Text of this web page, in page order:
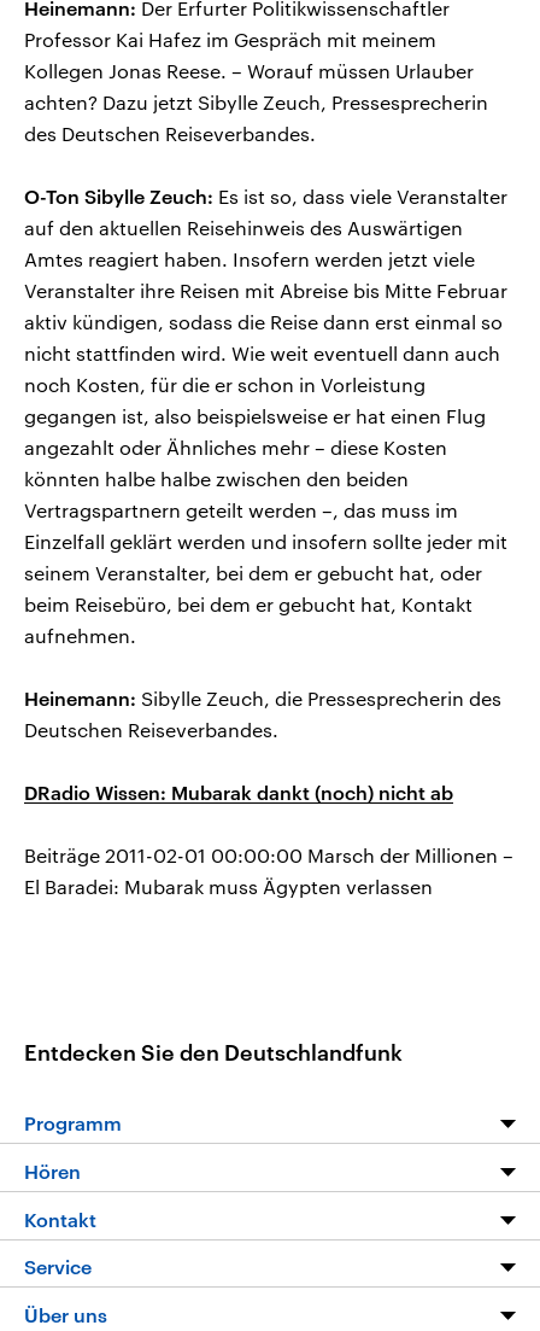
Heinemann: Der Erfurter Politikwissenschaftler
Professor Kai Hafez im Gespräch mit meinem
Kollegen Jonas Reese. – Worauf müssen Urlauber
achten? Dazu jetzt Sibylle Zeuch, Pressesprecherin
des Deutschen Reiseverbandes.
O-Ton Sibylle Zeuch: Es ist so, dass viele Veranstalter
auf den aktuellen Reisehinweis des Auswärtigen
Amtes reagiert haben. Insofern werden jetzt viele
Veranstalter ihre Reisen mit Abreise bis Mitte Februar
aktiv kündigen, sodass die Reise dann erst einmal so
nicht stattfinden wird. Wie weit eventuell dann auch
noch Kosten, für die er schon in Vorleistung
gegangen ist, also beispielsweise er hat einen Flug
angezahlt oder Ähnliches mehr – diese Kosten
könnten halbe halbe zwischen den beiden
Vertragspartnern geteilt werden –, das muss im
Einzelfall geklärt werden und insofern sollte jeder mit
seinem Veranstalter, bei dem er gebucht hat, oder
beim Reisebüro, bei dem er gebucht hat, Kontakt
aufnehmen.
Heinemann: Sibylle Zeuch, die Pressesprecherin des
Deutschen Reiseverbandes.
DRadio Wissen: Mubarak dankt (noch) nicht ab
Beiträge 2011-02-01 00:00:00 Marsch der Millionen –
El Baradei: Mubarak muss Ägypten verlassen
Entdecken Sie den Deutschlandfunk
Programm
Die Nachrichten
Nachrichtenleicht
Neue Beiträge auf dlf.de
Hören
Livestream
Podcasts
Kontakt
Hörerservice
Service
FAQ
Über uns